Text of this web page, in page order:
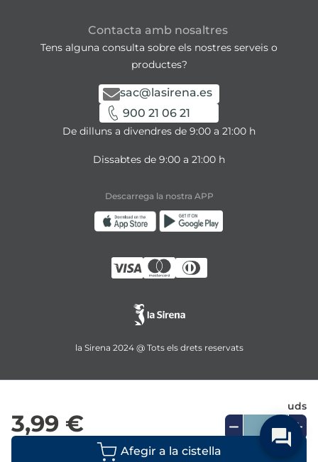
3,99 €
uds
Contacta amb nosaltres
Tens alguna consulta sobre els nostres serveis o
productes?
sac@lasirena.es
900 21 06 21
De dilluns a divendres de 9:00 a 21:00 h
Dissabtes de 9:00 a 21:00 h
Descarrega la nostra APP
la Sirena 2024 @ Tots els drets reservats